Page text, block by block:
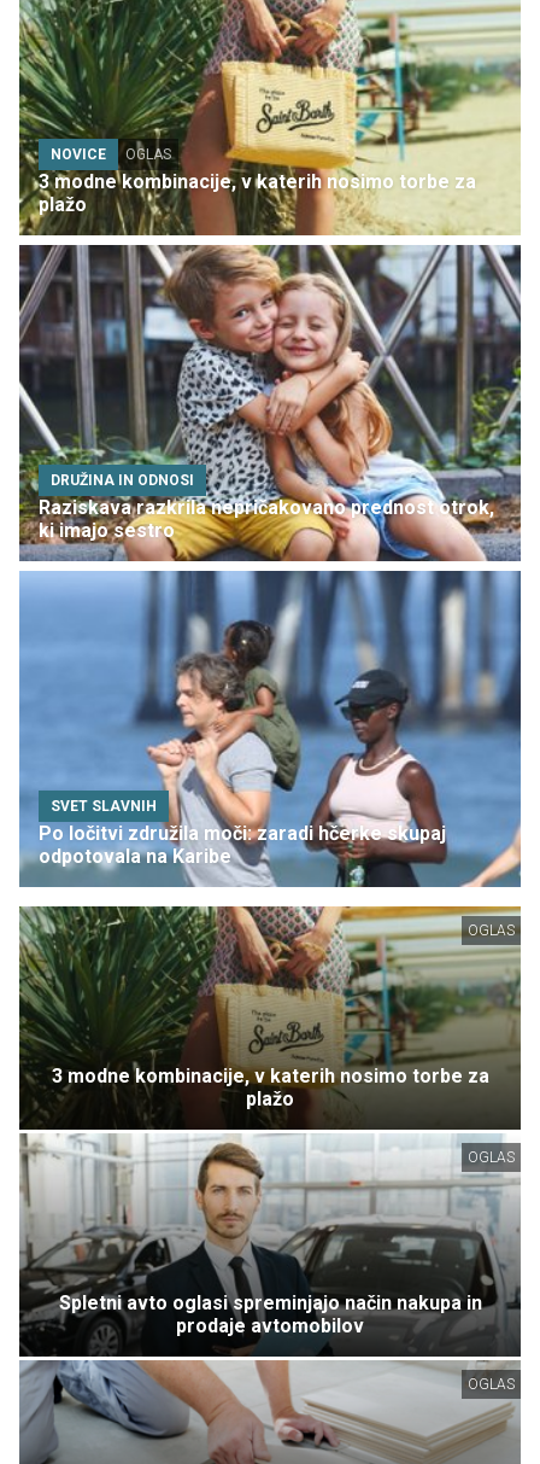
NOVICE OGLAS
3 modne kombinacije, v katerih nosimo torbe za
plažo
DRUŽINA IN ODNOSI
Raziskava razkrila nepričakovano prednost otrok,
ki imajo sestro
SVET SLAVNIH
Po ločitvi združila moči: zaradi hčerke skupaj
odpotovala na Karibe
OGLAS
3 modne kombinacije, v katerih nosimo torbe za
plažo
OGLAS
Spletni avto oglasi spreminjajo način nakupa in
prodaje avtomobilov
OGLAS